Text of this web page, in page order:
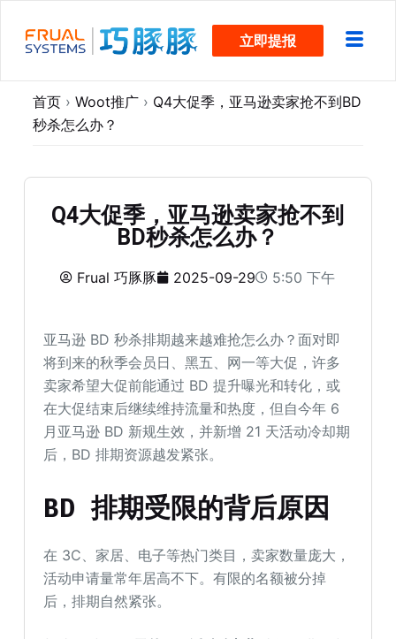
过
立即提报
首页 › Woot推广 › Q4大促季，亚马逊卖家抢不到BD
秒杀怎么办？
Q4大促季，亚马逊卖家抢不到
BD秒杀怎么办？
Frual 巧豚豚 2025-09-29 5:50 下午
亚马逊 BD 秒杀排期越来越难抢怎么办？面对即
将到来的秋季会员日、黑五、网一等大促，许多
卖家希望大促前能通过 BD 提升曝光和转化，或
在大促结束后继续维持流量和热度，但自今年 6
月亚马逊 BD 新规生效，并新增 21 天活动冷却期
后，BD 排期资源越发紧张。
BD 排期受限的背后原因
在 3C、家居、电子等热门类目，卖家数量庞大，
活动申请量常年居高不下。有限的名额被分掉
后，排期自然紧张。